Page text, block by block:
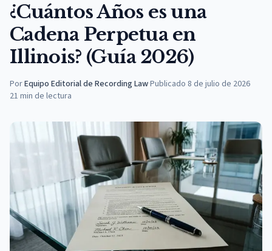
¿Cuántos Años es una
Cadena Perpetua en
Illinois? (Guía 2026)
PorEquipo Editorial de Recording Law·Publicado 8 de julio de 2026
21 min de lectura